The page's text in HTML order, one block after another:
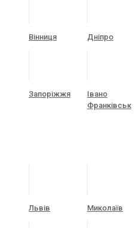
Вінниця Дніпро
Запоріжжя
Івано
Франківськ
Львів Миколаїв